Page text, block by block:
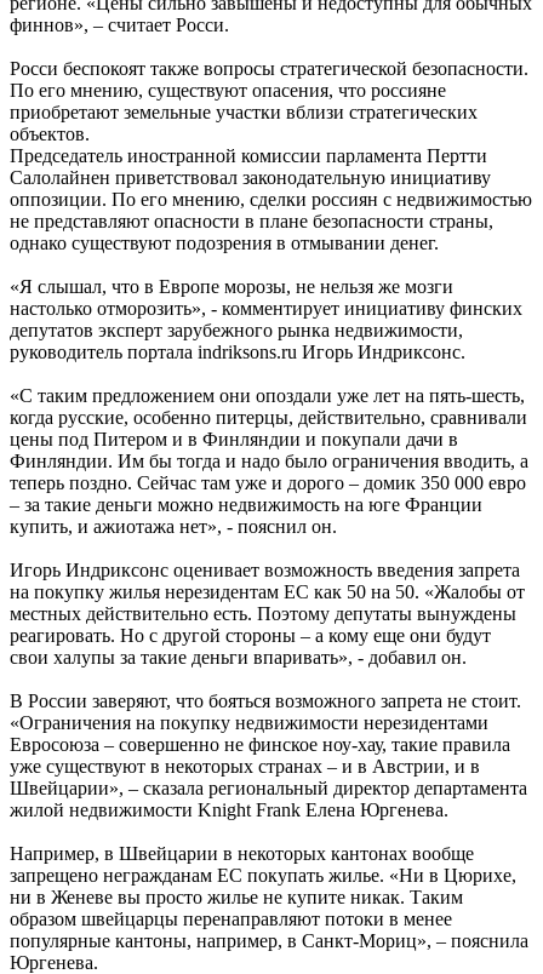
финнов», – считает Росси.
Росси беспокоят также вопросы стратегической безопасности.
По его мнению, существуют опасения, что россияне
приобретают земельные участки вблизи стратегических
объектов.
Председатель иностранной комиссии парламента Пертти
Салолайнен приветствовал законодательную инициативу
оппозиции. По его мнению, сделки россиян с недвижимостью
не представляют опасности в плане безопасности страны,
однако существуют подозрения в отмывании денег.
«Я слышал, что в Европе морозы, не нельзя же мозги
настолько отморозить», - комментирует инициативу финских
депутатов эксперт зарубежного рынка недвижимости,
руководитель портала indriksons.ru Игорь Индриксонс.
«С таким предложением они опоздали уже лет на пять-шесть,
когда русские, особенно питерцы, действительно, сравнивали
цены под Питером и в Финляндии и покупали дачи в
Финляндии. Им бы тогда и надо было ограничения вводить, а
теперь поздно. Сейчас там уже и дорого – домик 350 000 евро
– за такие деньги можно недвижимость на юге Франции
купить, и ажиотажа нет», - пояснил он.
Игорь Индриксонс оценивает возможность введения запрета
на покупку жилья нерезидентам ЕС как 50 на 50. «Жалобы от
местных действительно есть. Поэтому депутаты вынуждены
реагировать. Но с другой стороны – а кому еще они будут
свои халупы за такие деньги впаривать», - добавил он.
В России заверяют, что бояться возможного запрета не стоит.
«Ограничения на покупку недвижимости нерезидентами
Евросоюза – совершенно не финское ноу-хау, такие правила
уже существуют в некоторых странах – и в Австрии, и в
Швейцарии», – сказала региональный директор департамента
жилой недвижимости Knight Frank Елена Юргенева.
Например, в Швейцарии в некоторых кантонах вообще
запрещено негражданам ЕС покупать жилье. «Ни в Цюрихе,
ни в Женеве вы просто жилье не купите никак. Таким
образом швейцарцы перенаправляют потоки в менее
популярные кантоны, например, в Санкт-Мориц», – пояснила
Юргенева.